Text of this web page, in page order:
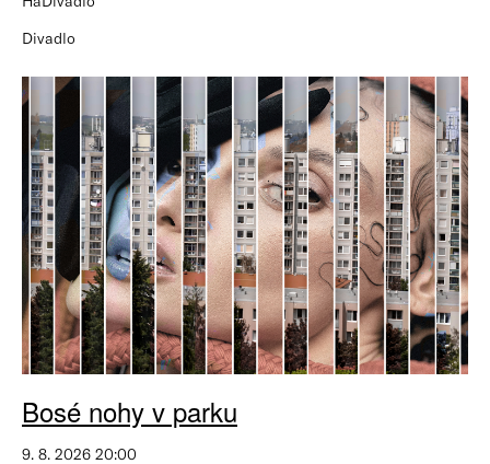
Divadlo
Bosé nohy v parku
9. 8. 2026 20:00